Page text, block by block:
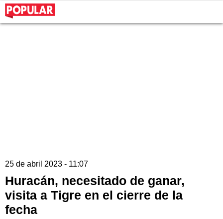
25 de abril 2023 - 11:07
Huracán, necesitado de ganar,
visita a Tigre en el cierre de la
fecha